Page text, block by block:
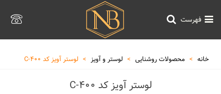
فهرست
خانه > محصولات روشنایی > لوستر و آویز > لوستر آویز کد 400-C
لوستر آویز کد 400-C